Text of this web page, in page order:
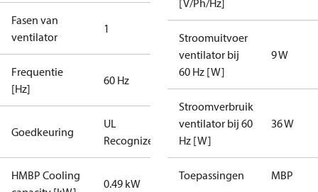
Fasen van
ventilator
1
Frequentie
[Hz]
60 Hz
Goedkeuring
UL
Recognized
HMBP Cooling
0.49 kW
[V/Ph/Hz]
Stroomuitvoer
ventilator bij
60 Hz [W]
9 W
Stroomverbruik
ventilator bij 60
Hz [W]
36 W
Toepassingen MBP